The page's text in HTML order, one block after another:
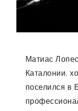
Матиас
Каталонии,
поселился в